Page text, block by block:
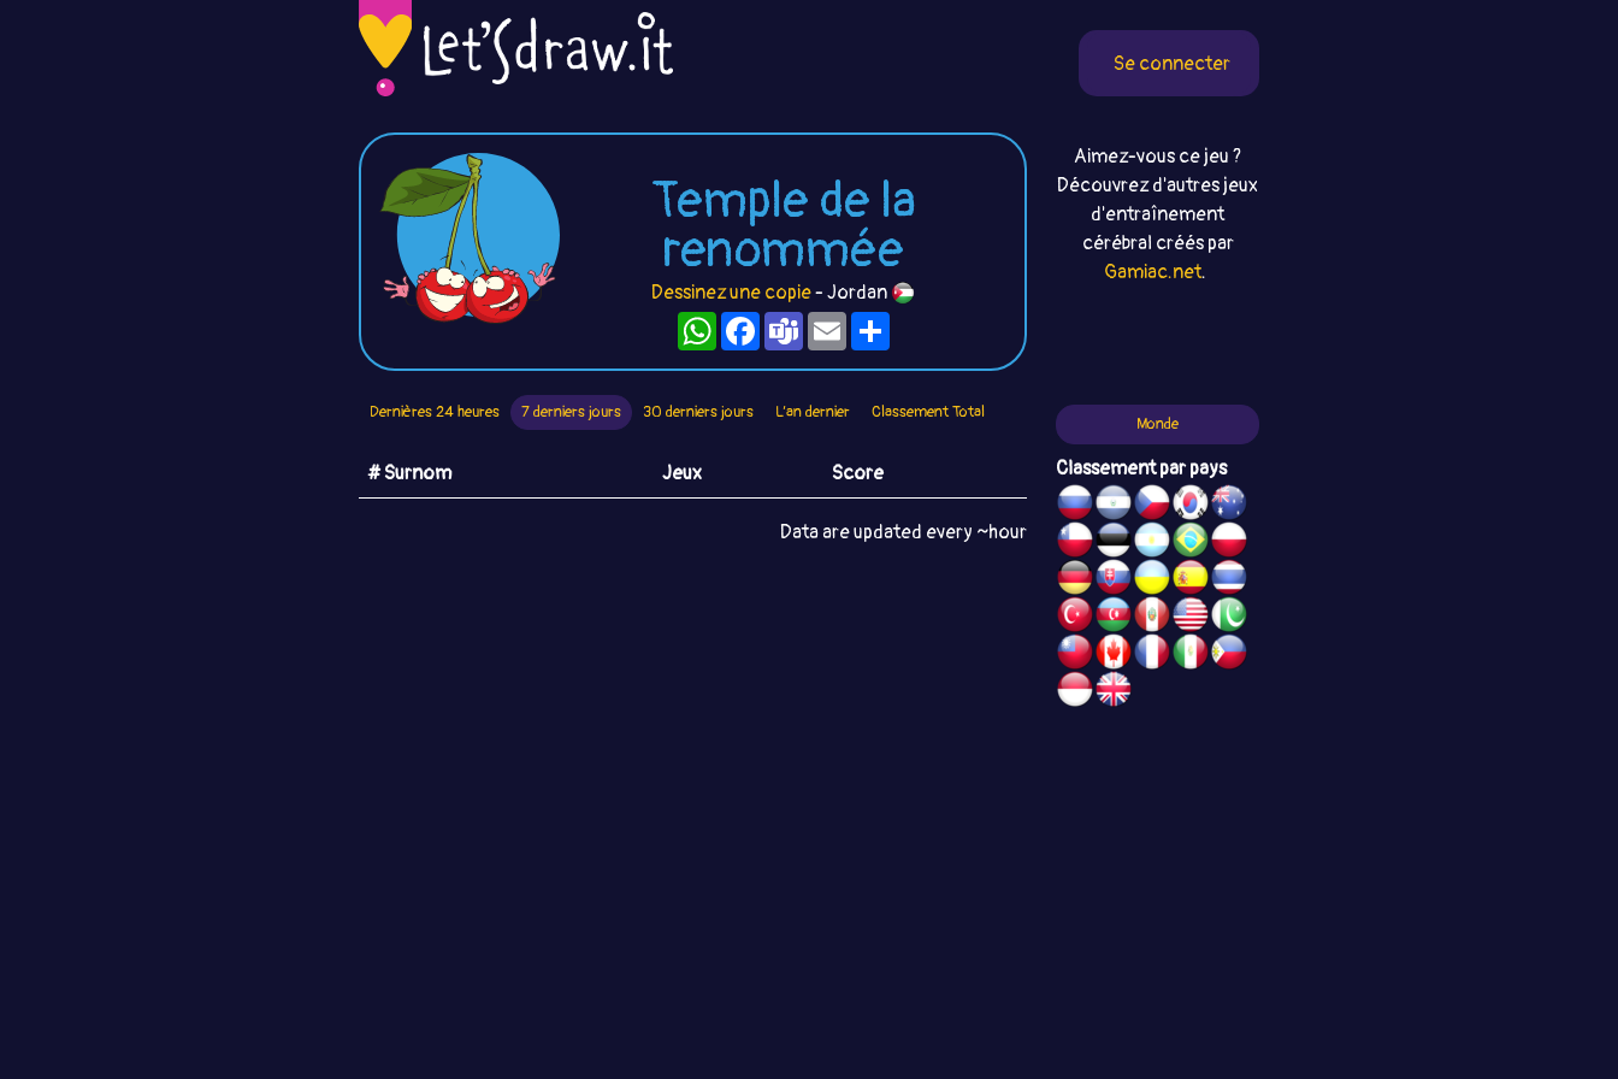
Se connecter
Temple de la
renommée
Dessinez une copie- Jordan
WhatsAppFacebook
TeamsEmailPartager
Aimez-vous ce jeu ?
Découvrez d'autres jeux
d'entraînement
cérébral créés par
Gamiac.net.
Dernières 24 heures 7 derniers jours 30 derniers jours L’an dernier Classement Total
# Surnom Jeux Score
Data are updated every ~hour
Monde
Classement par pays